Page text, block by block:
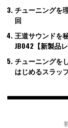
チューニングを
回
王道サウンドを
JB042【新製品レ
チューニングを
はじめるスラッ